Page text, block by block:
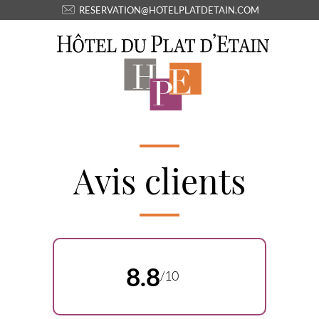
RESERVATION@HOTELPLATDETAIN.COM
Avis clients
8.8/10